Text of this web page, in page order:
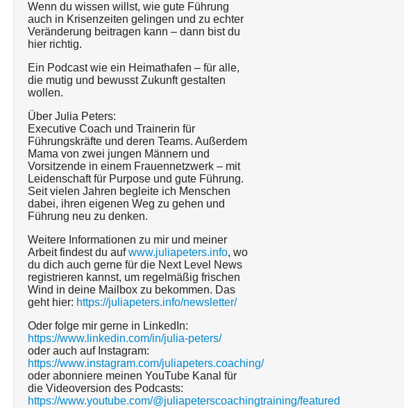
Wenn du wissen willst, wie gute Führung
auch in Krisenzeiten gelingen und zu echter
Veränderung beitragen kann – dann bist du
hier richtig.
Ein Podcast wie ein Heimathafen – für alle,
die mutig und bewusst Zukunft gestalten
wollen.
Über Julia Peters:
Executive Coach und Trainerin für
Führungskräfte und deren Teams. Außerdem
Mama von zwei jungen Männern und
Vorsitzende in einem Frauennetzwerk – mit
Leidenschaft für Purpose und gute Führung.
Seit vielen Jahren begleite ich Menschen
dabei, ihren eigenen Weg zu gehen und
Führung neu zu denken.
Weitere Informationen zu mir und meiner
Arbeit findest du aufwww.juliapeters.info, wo
du dich auch gerne für die Next Level News
registrieren kannst, um regelmäßig frischen
Wind in deine Mailbox zu bekommen. Das
geht hier: https://juliapeters.info/newsletter/
Oder folge mir gerne in LinkedIn:
https://www.linkedin.com/in/julia-peters/
oder auch auf Instagram:
https://www.instagram.com/juliapeters.coaching/
oder abonniere meinen YouTube Kanal für
die Videoversion des Podcasts:
https://www.youtube.com/@juliapeterscoachingtraining/featured